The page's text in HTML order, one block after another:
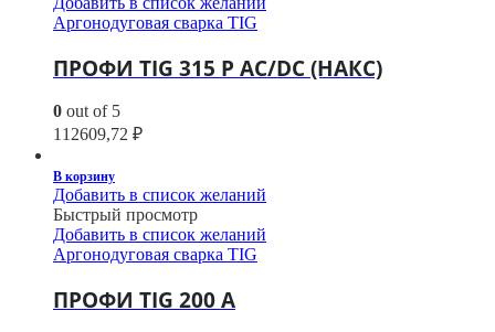
Аргонодуговая сварка TIG
ПРОФИ TIG 315 P AC/DC (НАКС)
0 out of 5
112609,72 ₽
В корзину
Добавить в список желаний
Быстрый просмотр
Добавить в список желаний
Аргонодуговая сварка TIG
ПРОФИ TIG 200 A